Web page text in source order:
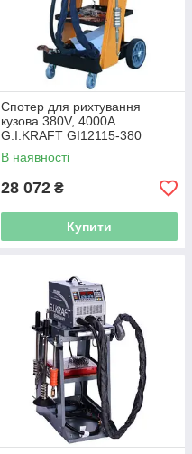
Спотер для рихтування
кузова 380V, 4000A
G.I.KRAFT GI12115-380
В наявності
28 072 ₴
Купити